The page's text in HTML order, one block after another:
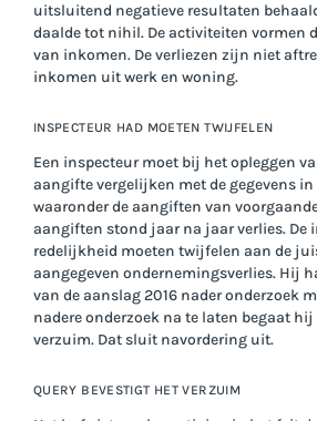
uitsluitend negatieve resultaten
daalde tot nihil. De activiteiten vormen
van inkomen. De verliezen zijn niet
inkomen uit werk en woning.
INSPECTEUR HAD MOETEN TWIJFELEN
Een inspecteur moet bij het opleggen
aangifte vergelijken met de gegevens in
waaronder de aangiften van
aangiften stond jaar na jaar verlies. De
redelijkheid moeten twijfelen aan de
aangegeven ondernemingsverlies. Hij
van de aanslag 2016 nader onderzoek
nadere onderzoek na te laten begaat
verzuim. Dat sluit navordering uit.
QUERY BEVESTIGT HET VERZUIM